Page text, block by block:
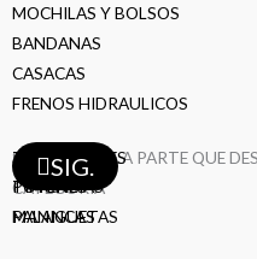
MOCHILAS Y BOLSOS
BANDANAS
CASACAS
FRENOS HIDRAULICOS
MANIGUETAS
PEDALES
MAZAS
TIMONES
POTENCIAS
PALANCAS
FRENOS
LLANTAS
LLANTAS
BIELAS
DESVIADORES
TAZAS
CAMARAS
CAMARAS
CAMARAS
AROS
AROS
RAYOS
RAYOS
RAYOS
SELECCIONA LA PARTE QUE
CATEGORÍA
SIG.